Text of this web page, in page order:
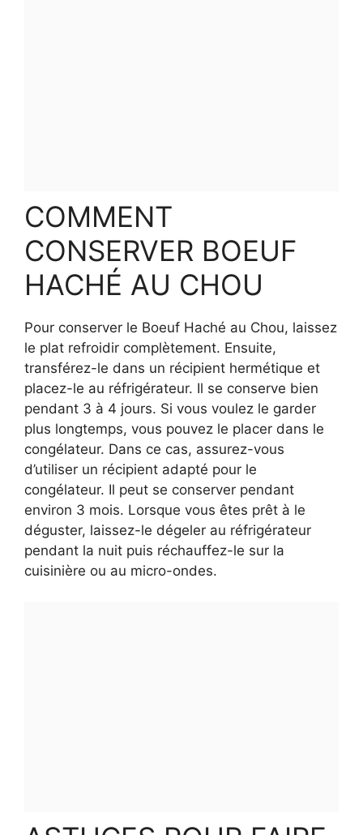
COMMENT
CONSERVER BOEUF
HACHÉ AU CHOU
Pour conserver le Boeuf Haché au Chou, laissez
le plat refroidir complètement. Ensuite,
transférez-le dans un récipient hermétique et
placez-le au réfrigérateur. Il se conserve bien
pendant 3 à 4 jours. Si vous voulez le garder
plus longtemps, vous pouvez le placer dans le
congélateur. Dans ce cas, assurez-vous
d’utiliser un récipient adapté pour le
congélateur. Il peut se conserver pendant
environ 3 mois. Lorsque vous êtes prêt à le
déguster, laissez-le dégeler au réfrigérateur
pendant la nuit puis réchauffez-le sur la
cuisinière ou au micro-ondes.